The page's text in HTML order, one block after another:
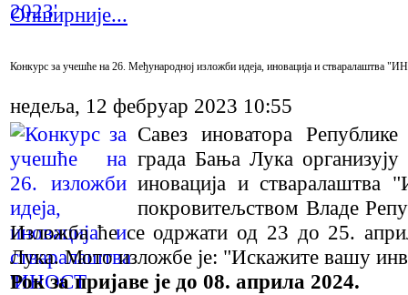
Опширније...
Конкурс за учешће на 26. Међународној изложби идеја, иновација и
недеља, 12 фебруар 2023 10:55
Савез иноватора
града Бања Лука
иновација и
покровитељством Владе
Изложба ће се одржати од 23 до 25.
Лука. Мото изложбе је: "Искажите вашу
Рок за пријаве је до 08. априла 2024.